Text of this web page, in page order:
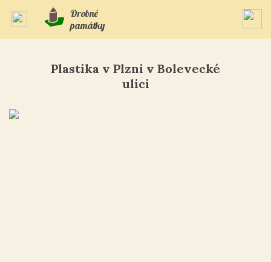
Drobné
památky
Plastika v Plzni v Bolevecké
ulici